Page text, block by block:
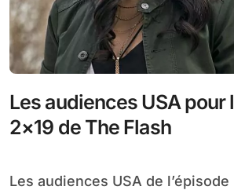
Les audiences USA pour
2×19 de The Flash
Les audiences USA de l’épisode 2×19 diffusé